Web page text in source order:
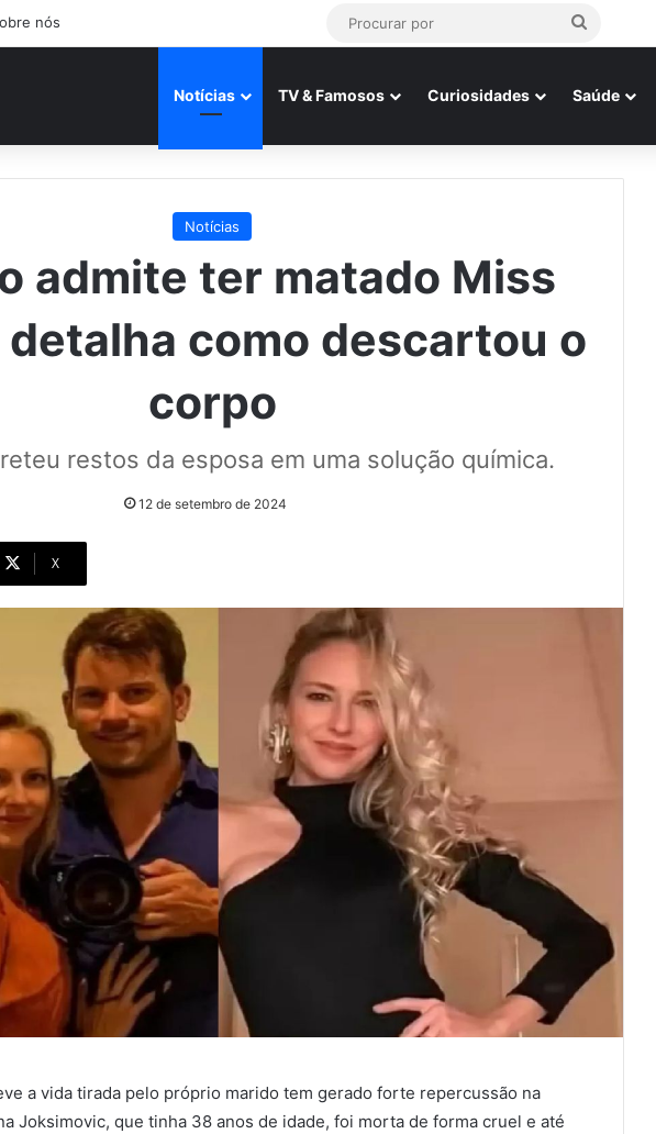
nós
Procurar
Notícias TV & Famosos Curiosidades Saúde
Notícias
admite ter matado Miss
detalha como descartou o
corpo
restos da esposa em uma solução química.
12 de setembro de 2024
X
a vida tirada pelo próprio marido tem gerado forte repercussão na
Joksimovic, que tinha 38 anos de idade, foi morta de forma cruel e até